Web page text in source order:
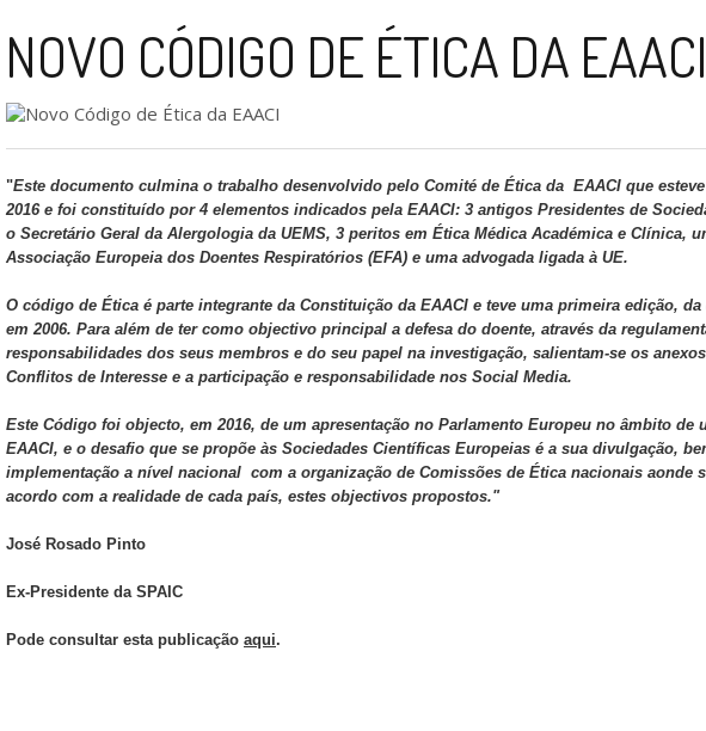
NOVO CÓDIGO DE ÉTICA DA EAACI
"Este documento culmina o trabalho desenvolvido pelo Comité de Ética da EAACI que
2016 e foi constituído por 4 elementos indicados pela EAACI: 3 antigos Presidentes de
o Secretário Geral da Alergologia da UEMS, 3 peritos em Ética Médica Académica e Clínica,
Associação Europeia dos Doentes Respiratórios (EFA) e uma advogada ligada à UE.
O código de Ética é parte integrante da Constituição da EAACI e teve uma primeira edição,
em 2006. Para além de ter como objectivo principal a defesa do doente, através da
responsabilidades dos seus membros e do seu papel na investigação, salientam-se os
Conflitos de Interesse e a participação e responsabilidade nos Social Media.
Este Código foi objecto, em 2016, de um apresentação no Parlamento Europeu no âmbito de
EAACI, e o desafio que se propõe às Sociedades Científicas Europeias é a sua divulgação,
implementação a nível nacional com a organização de Comissões de Ética nacionais aonde
acordo com a realidade de cada país, estes objectivos propostos."
José Rosado Pinto
Ex-Presidente da SPAIC
Pode consultar esta publicação aqui.